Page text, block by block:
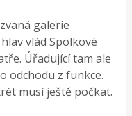
galerie
vlád Spolkové
Úřadující tam ale
odchodu z funkce.
musí ještě počkat.